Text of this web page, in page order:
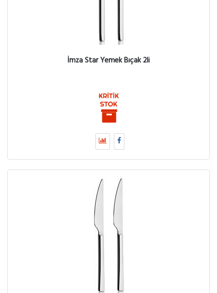
İmza Star Yemek Bıçak 2li